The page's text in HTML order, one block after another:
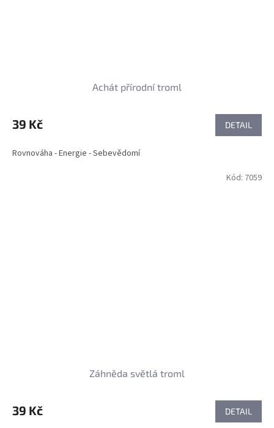
Achát přírodní troml
39 Kč DETAIL
Rovnováha - Energie - Sebevědomí
Záhněda světlá troml
39 Kč DETAIL
Kód: 7059